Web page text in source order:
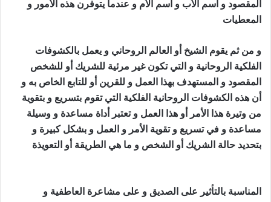
المقصود و أسم الأب و أسم الأم و عندما يتوفرن هذه الأمور و
المعطيات
و من ثم يقوم الشيخ أو العالم الروحاني و يعمل بالكشوفات
الفلكية الروحانية و التي تكون غير مرئية للشريك أو للشخص
المقصود و المستهدف بهذا العمل و للقرين أو للتابع الخاص به و
أن هذه الكشوفات الروحانية الفلكية التي تقوم بتسريع و بتقوية
من وتيرة هذا الأمر أو هذا العمل و تعتبر أداة مساعدة و وسيلة
مساعدة و في تسريع و تقوية الأمر و العمل و بشكل كبيرة و
بتحديد حالة الشريك أو الشخص و ما هي الطريقة أو التعويذة
المناسبة بالتأثير على الصديق و على مشاعرة العاطفية و